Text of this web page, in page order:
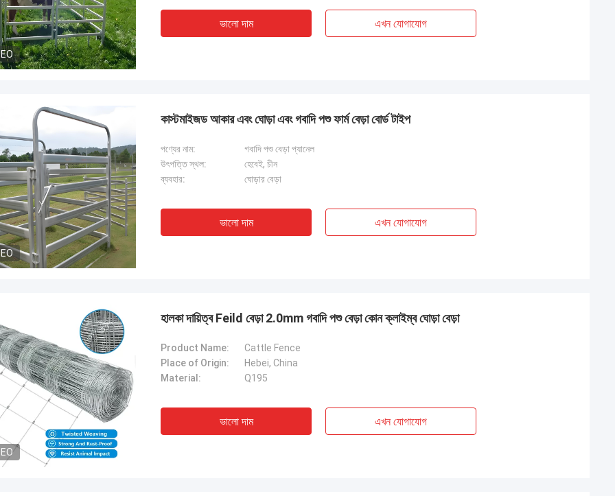
ভালো দাম এখন যোগাযোগ
কাস্টমাইজড আকার এবং ঘোড়া এবং গবাদি পশু ফার্ম বেড়া বোর্ড টাইপ
পণ্যের নাম:
গবাদি পশু বেড়া প্যানেল
উৎপত্তি স্থল:
হেবেই, চীন
ব্যবহার:
ঘোড়ার বেড়া
ভালো দাম এখন যোগাযোগ
হালকা দায়িত্ব Feild বেড়া 2.0mm গবাদি পশু বেড়া কোন ক্লাইম্ব ঘোড়া বেড়া
Product Name:
Cattle Fence
Place of Origin:
Hebei, China
Material:
Q195
ভালো দাম এখন যোগাযোগ